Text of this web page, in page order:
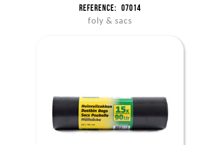
Reference: 07014
foly & sacs